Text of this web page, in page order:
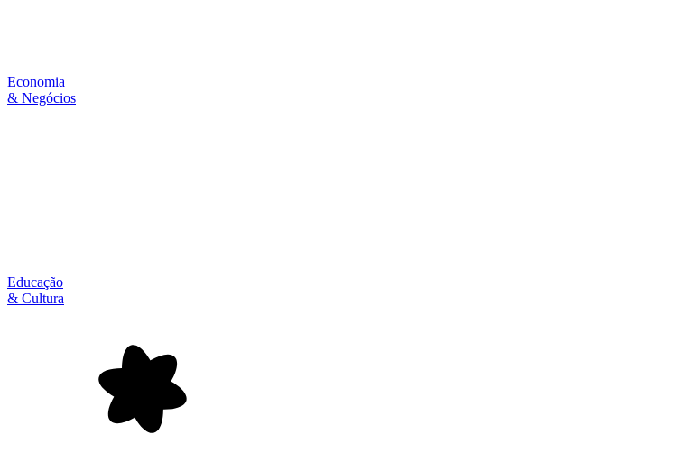
Economia
& Negócios
Educação
& Cultura